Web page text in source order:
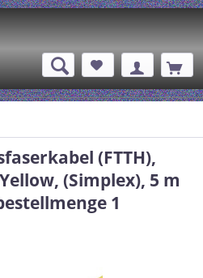
(FTTH),
(Simplex), 5 m
1